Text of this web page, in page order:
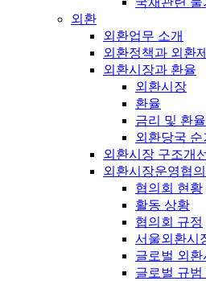
외환
외환업무 소개
외환정책과 외환
외환시장과 환율
외환시장
환율
금리 및 환
외환당국 순
외환시장 구조개선
외환시장운영협의
협의회 현황
활동 상황
협의회 규정
서울외환시
글로벌 외
글로벌 규범